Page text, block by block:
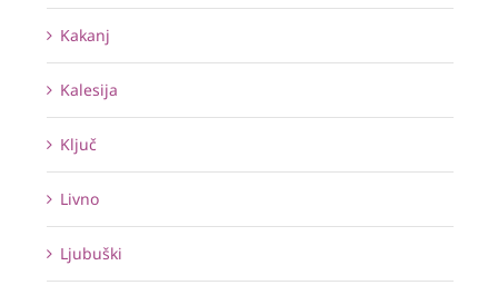
Kakanj
Kalesija
Ključ
Livno
Ljubuški